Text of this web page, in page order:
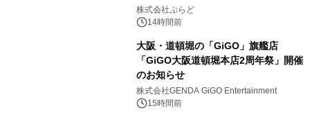
日1組限定「岩屋温泉 絵島別庭 海と
森」の握り寿司プラン
株式会社ぷらど
14時間前
大阪・道頓堀の「GiGO」旗艦店
「GiGO大阪道頓堀本店2周年祭」開催
のお知らせ
株式会社GENDA GiGO Entertainment
15時間前